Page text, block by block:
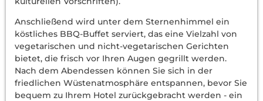
Anschließend wird unter dem Sternenhimmel ein
köstliches BBQ-Buffet serviert, das eine Vielzahl von
vegetarischen und nicht-vegetarischen Gerichten
bietet, die frisch vor Ihren Augen gegrillt werden.
Nach dem Abendessen können Sie sich in der
friedlichen Wüstenatmosphäre entspannen, bevor Sie
bequem zu Ihrem Hotel zurückgebracht werden - ein